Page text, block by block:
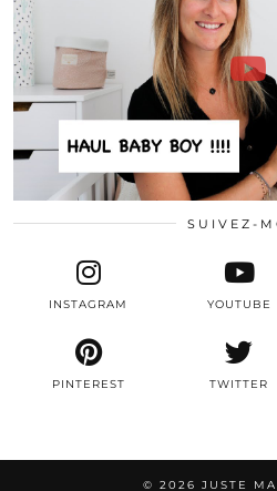
SUIVEZ-
TWITTER
INSTAGRAM
PINTEREST
YOUTUBE
© 2026 JUSTE